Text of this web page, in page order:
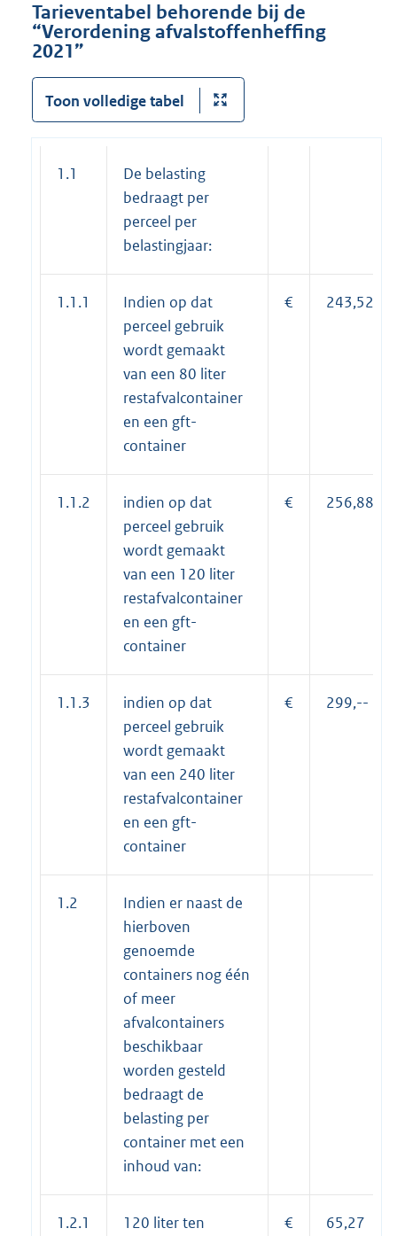
Tarieventabel behorende bij de
“Verordening afvalstoffenheffing
2021”
Toon volledige tabel
1.1
De belasting
bedraagt per
perceel per
belastingjaar:
1.1.1
Indien op dat
perceel gebruik
wordt gemaakt
van een 80 liter
restafvalcontainer
en een gft-
container
€ 243,52
1.1.2
indien op dat
perceel gebruik
wordt gemaakt
van een 120 liter
restafvalcontainer
en een gft-
container
€ 256,88
1.1.3
indien op dat
perceel gebruik
wordt gemaakt
van een 240 liter
restafvalcontainer
en een gft-
container
€ 299,--
1.2
Indien er naast de
hierboven
genoemde
containers nog één
of meer
afvalcontainers
beschikbaar
worden gesteld
bedraagt de
belasting per
container met een
inhoud van:
1.2.1 120 liter ten € 65,27